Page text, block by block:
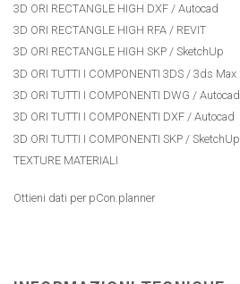
3D ORI RECTANGLE HIGH DXF / Autocad
3D ORI RECTANGLE HIGH RFA / REVIT
3D ORI RECTANGLE HIGH SKP / SketchUp
3D ORI TUTTI I COMPONENTI 3DS / 3ds Max
3D ORI TUTTI I COMPONENTI DWG / Autocad
3D ORI TUTTI I COMPONENTI DXF / Autocad
3D ORI TUTTI I COMPONENTI SKP / SketchUp
TEXTURE MATERIALI
Ottieni dati per pCon.planner